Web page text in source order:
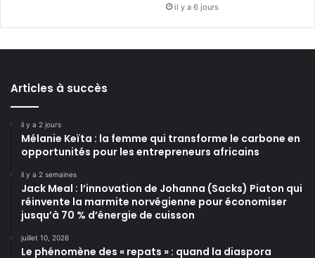
il y a 6 jours
Articles à succès
il y a 2 jours
Mélanie Keïta : la femme qui transforme le carbone en
opportunités pour les entrepreneurs africains
il y a 2 semaines
Jack Meal : l’innovation de Johanna (Sacks) Piaton qui
réinvente la marmite norvégienne pour économiser
jusqu’à 70 % d’énergie de cuisson
juillet 10, 2026
Le phénomène des « repats » : quand la diaspora